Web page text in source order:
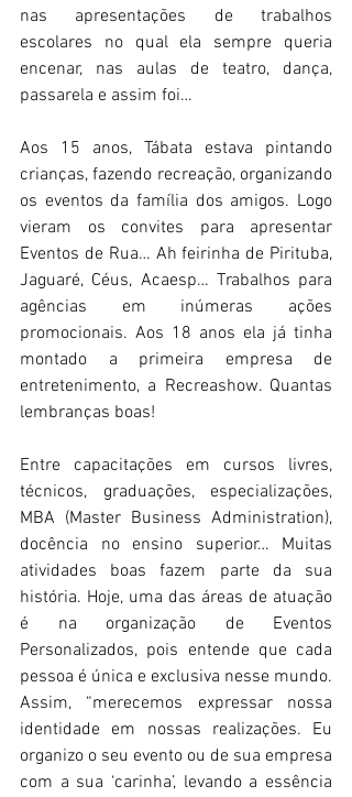
nas apresentações de trabalhos
escolares no qual ela sempre queria
encenar, nas aulas de teatro, dança,
passarela e assim foi…
Aos 15 anos, Tábata estava pintando
crianças, fazendo recreação, organizando
os eventos da família dos amigos. Logo
vieram os convites para apresentar
Eventos de Rua… Ah feirinha de Pirituba,
Jaguaré, Céus, Acaesp… Trabalhos para
agências em inúmeras ações
promocionais. Aos 18 anos ela já tinha
montado a primeira empresa de
entretenimento, a Recreashow. Quantas
lembranças boas!
Entre capacitações em cursos livres,
técnicos, graduações, especializações,
MBA (Master Business Administration),
docência no ensino superior… Muitas
atividades boas fazem parte da sua
história. Hoje, uma das áreas de atuação
é na organização de Eventos
Personalizados, pois entende que cada
pessoa é única e exclusiva nesse mundo.
Assim, “merecemos expressar nossa
identidade em nossas realizações. Eu
organizo o seu evento ou de sua empresa
com a sua ‘carinha’, levando a essência